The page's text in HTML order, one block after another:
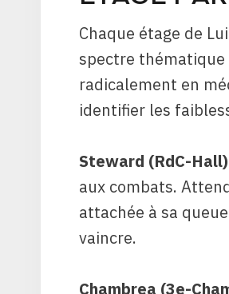
Chaque étage de
spectre thématique
radicalement en
identifier les
Steward (RdC-Hall)
aux combats.
attachée à sa
vaincre.
Chambrea (3e-